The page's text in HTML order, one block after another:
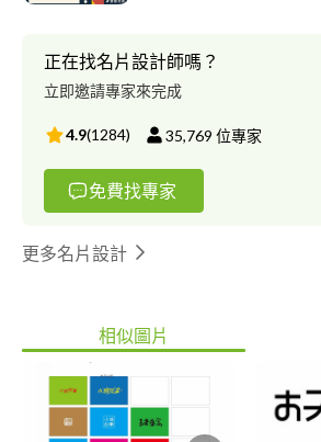
正在找名片設計師嗎？
立即邀請專家來完成
4.9(1284) 35,769 位專家
免費找專家
更多名片設計
相似圖片